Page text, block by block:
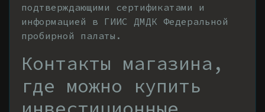
подтверждающими сертификатами и
информацией в ГИИС ДМДК Федеральной
пробирной палаты.
Контакты магазина,
где можно купить